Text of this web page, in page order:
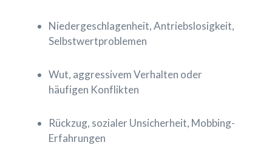
Niedergeschlagenheit, Antriebslosigkeit,
Selbstwertproblemen
Wut, aggressivem Verhalten oder
häufigen Konflikten
Rückzug, sozialer Unsicherheit, Mobbing-
Erfahrungen